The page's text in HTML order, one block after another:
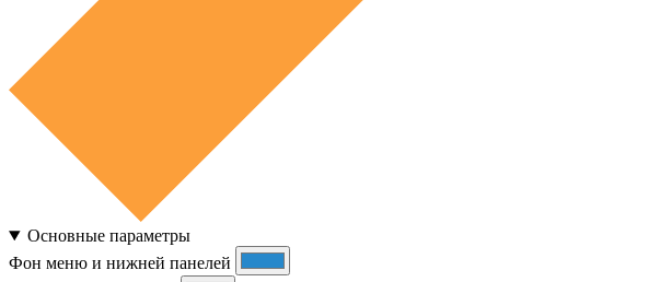
Основные параметры
Фон меню и нижней панелей